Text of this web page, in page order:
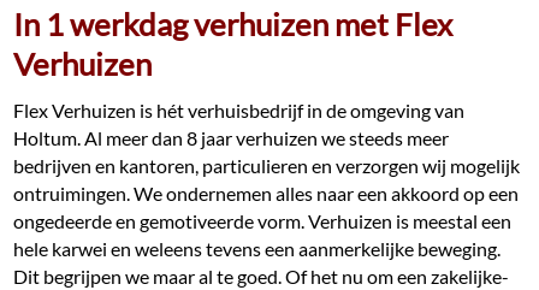
In 1 werkdag verhuizen met Flex
Verhuizen
Flex Verhuizen is hét verhuisbedrijf in de omgeving van
Holtum. Al meer dan 8 jaar verhuizen we steeds meer
bedrijven en kantoren, particulieren en verzorgen wij mogelijk
ontruimingen. We ondernemen alles naar een akkoord op een
ongedeerde en gemotiveerde vorm. Verhuizen is meestal een
hele karwei en weleens tevens een aanmerkelijke beweging.
Dit begrijpen we maar al te goed. Of het nu om een zakelijke-